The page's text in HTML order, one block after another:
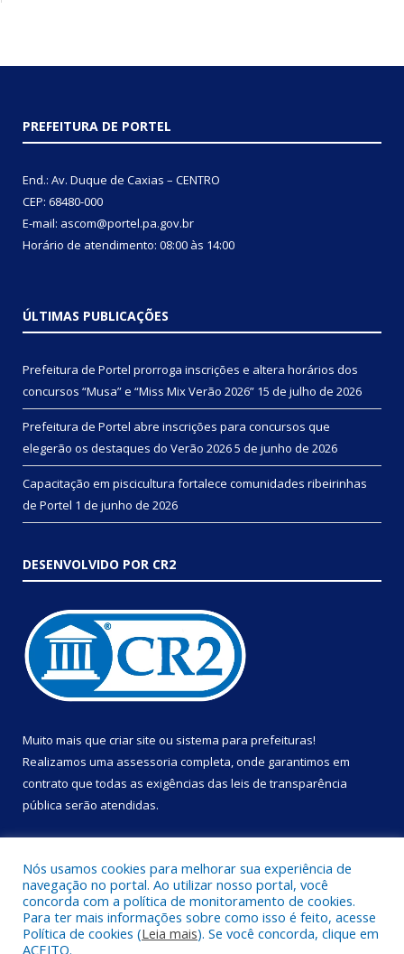
PREFEITURA DE PORTEL
End.: Av. Duque de Caxias – CENTRO
CEP: 68480-000
E-mail: ascom@portel.pa.gov.br
Horário de atendimento: 08:00 às 14:00
ÚLTIMAS PUBLICAÇÕES
Prefeitura de Portel prorroga inscrições e altera horários dos
concursos “Musa” e “Miss Mix Verão 2026” 15 de julho de 2026
Prefeitura de Portel abre inscrições para concursos que
elegerão os destaques do Verão 20265 de junho de 2026
Capacitação em piscicultura fortalece comunidades ribeirinhas
de Portel 1 de junho de 2026
DESENVOLVIDO POR CR2
Muito mais que criar site ou sistema para prefeituras!
Realizamos uma assessoria completa, onde garantimos em
contrato que todas as exigências das leis de transparência
pública serão atendidas.
Todos os direitos reservados a Prefeitura Municipal de Portel.
Nós usamos cookies para melhorar sua experiência de
navegação no portal. Ao utilizar nosso portal, você
concorda com a política de monitoramento de cookies.
Para ter mais informações sobre como isso é feito, acesse
Política de cookies (Leia mais). Se você concorda, clique em
ACEITO.